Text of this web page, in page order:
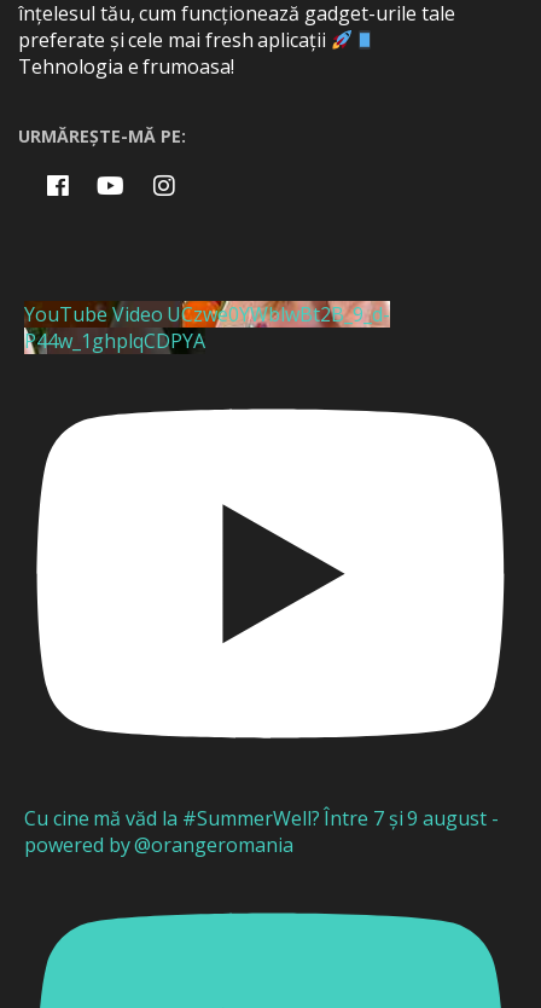
înțelesul tău, cum funcționează gadget-urile tale
preferate și cele mai fresh aplicații
Tehnologia e frumoasa!
URMĂREȘTE-MĂ PE:
YouTube Video UCzwe0YWblwBt2B_9_d-
P44w_1ghplqCDPYA
Cu cine mă văd la #SummerWell? Între 7 și 9 august -
powered by @orangeromania